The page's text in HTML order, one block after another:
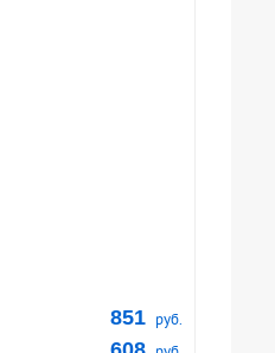
851 руб.